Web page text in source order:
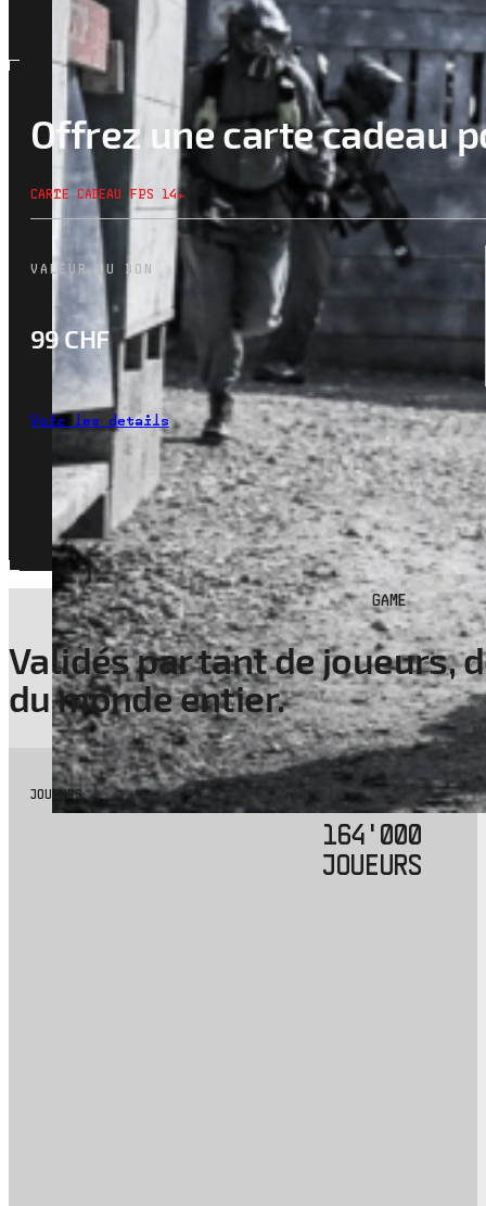
Offrez une carte cadeau
CARTE CADEAU FPS 14+
VALEUR DU BON
99 CHF
Voir les details
GAME
Validés par tant de joueurs,
du monde entier.
JOUEURS
164'000
JOUEURS